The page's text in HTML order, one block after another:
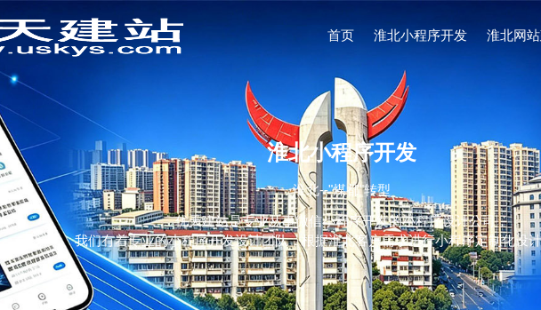
首页 淮北小程序开发 淮北网
淮北小程序开发
淮北--"煤都"转型
优天建站是专业从事微信小程序开发的小程序设计公司，
我们有着专业的小程序开发设计团队，根据淮北客户需求进行小程序定制化设